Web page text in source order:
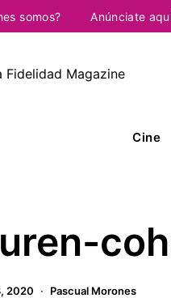
somos? Anúnciate
Cine
2020 Pascual Morones